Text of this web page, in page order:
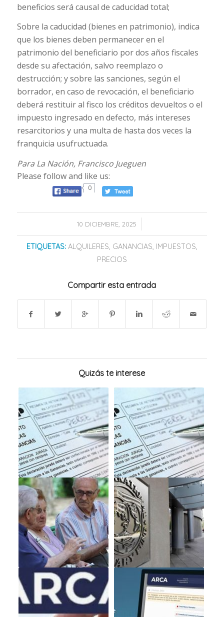
beneficios será causal de caducidad total;
Sobre la caducidad (bienes en patrimonio), indica
que los bienes deben permanecer en el
patrimonio del beneficiario por dos años fiscales
desde su afectación, salvo reemplazo o
destrucción; y sobre las sanciones, según el
borrador, en caso de revocación, el beneficiario
deberá restituir al fisco los créditos devueltos o el
impuesto ingresado en defecto, más intereses
resarcitorios y una multa de hasta dos veces la
franquicia usufructuada.
Para La Nación, Francisco Jueguen
Please follow and like us:
0
10 DICIEMBRE, 2025
/
ETIQUETAS: ALQUILERES, GANANCIAS, IMPUESTOS,
PRECIOS
Compartir esta entrada
Quizás te interese